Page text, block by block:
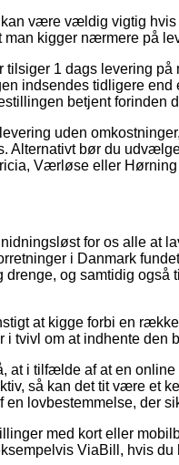
være vældig vigtig
kigger nærmere på
tilsiger 1 dags levering
indsendes tidligere
betjent forinden
uden
Alternativt bør du
Værløse eller Hørning
for os alle at
i Danmark
drenge, og samtidig
at kigge forbi en
i tvivl om at indhente den
at i tilfælde af at en
så kan det tit være et
en lovbestemmelse, der
med kort eller
ViaBill, hvis